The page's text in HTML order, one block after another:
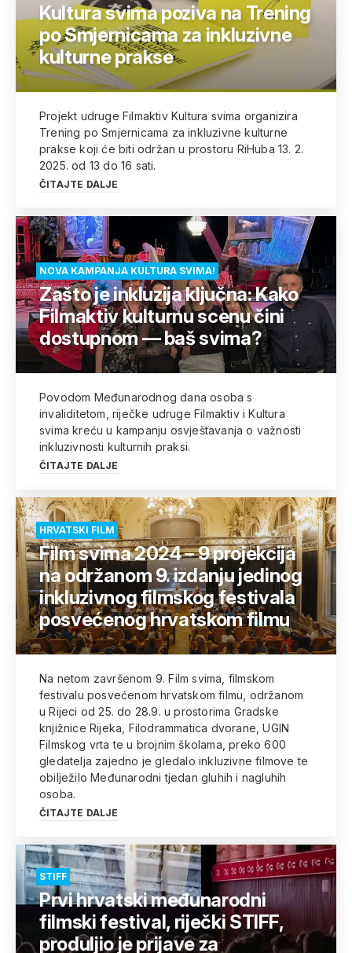
Kultura svima poziva na Trening
po Smjernicama za inkluzivne
kulturne prakse
Projekt udruge Filmaktiv Kultura svima organizira
Trening po Smjernicama za inkluzivne kulturne
prakse koji će biti održan u prostoru RiHuba 13. 2.
2025. od 13 do 16 sati.
ČITAJTE DALJE
NOVA KAMPANJA KULTURA SVIMA!
Zašto je inkluzija ključna: Kako
Filmaktiv kulturnu scenu čini
dostupnom — baš svima?
Povodom Međunarodnog dana osoba s
invaliditetom, riječke udruge Filmaktiv i Kultura
svima kreću u kampanju osvještavanja o važnosti
inkluzivnosti kulturnih praksi.
ČITAJTE DALJE
HRVATSKI FILM
Film svima 2024 – 9 projekcija
na održanom 9. izdanju jedinog
inkluzivnog filmskog festivala
posvećenog hrvatskom filmu
Na netom završenom 9. Film svima, filmskom
festivalu posvećenom hrvatskom filmu, održanom
u Rijeci od 25. do 28.9. u prostorima Gradske
knjižnice Rijeka, Filodrammatica dvorane, UGIN
Filmskog vrta te u brojnim školama, preko 600
gledatelja zajedno je gledalo inkluzivne filmove te
obilježilo Međunarodni tjedan gluhih i nagluhih
osoba.
ČITAJTE DALJE
STIFF
Prvi hrvatski međunarodni
filmski festival, riječki STIFF,
produljio je prijave za